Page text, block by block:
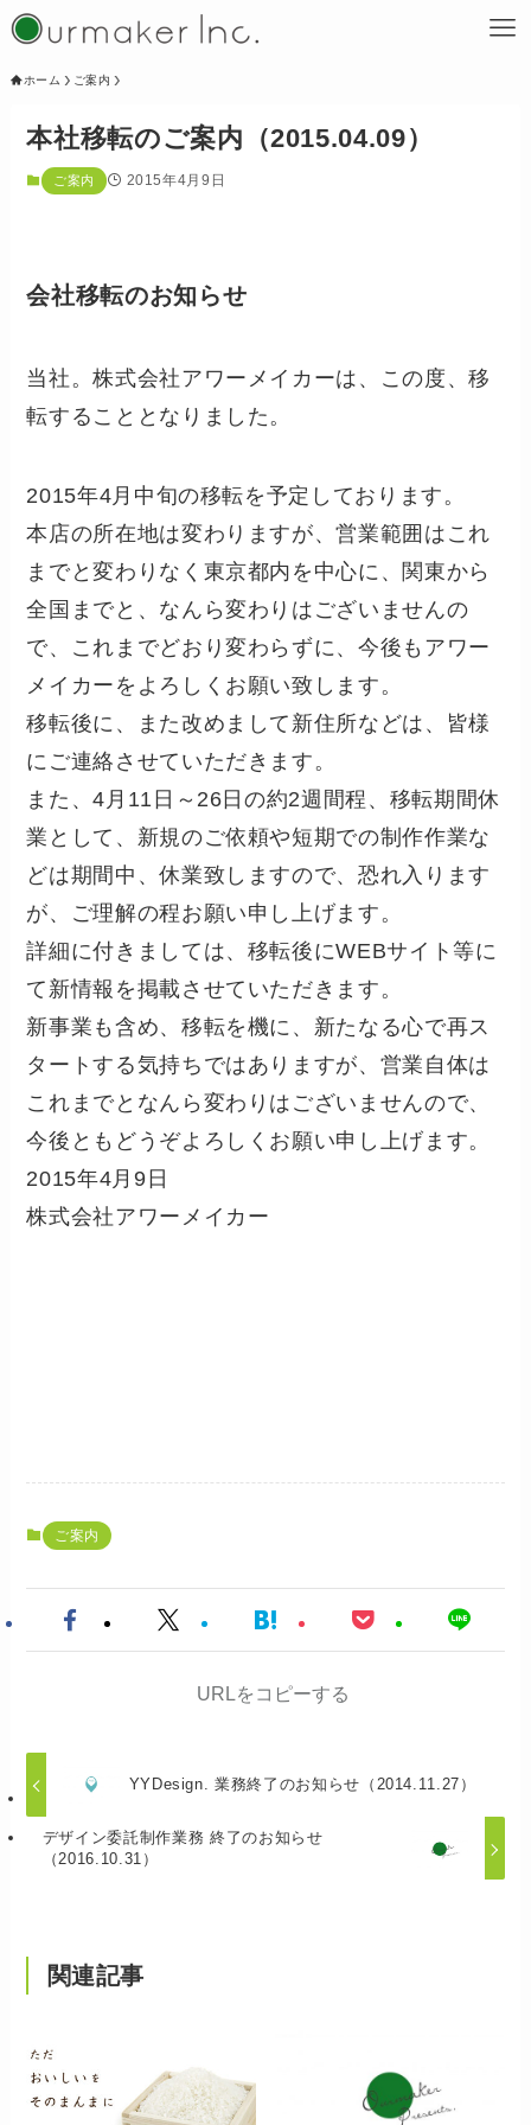
ホーム ご案内
本社移転のご案内（2015.04.09）
ご案内 2015年4月9日
会社移転のお知らせ
当社。株式会社アワーメイカーは、この度、移
転することとなりました。
2015年4月中旬の移転を予定しております。
本店の所在地は変わりますが、営業範囲はこれ
までと変わりなく東京都内を中心に、関東から
全国までと、なんら変わりはございませんの
で、これまでどおり変わらずに、今後もアワー
メイカーをよろしくお願い致します。
移転後に、また改めまして新住所などは、皆様
にご連絡させていただきます。
また、4月11日～26日の約2週間程、移転期間休
業として、新規のご依頼や短期での制作作業な
どは期間中、休業致しますので、恐れ入ります
が、ご理解の程お願い申し上げます。
詳細に付きましては、移転後にWEBサイト等に
て新情報を掲載させていただきます。
新事業も含め、移転を機に、新たなる心で再ス
タートする気持ちではありますが、営業自体は
これまでとなんら変わりはございませんので、
今後ともどうぞよろしくお願い申し上げます。
2015年4月9日
株式会社アワーメイカー
ご案内
URLをコピーする
YYDesign. 業務終了のお知らせ（2014.11.27）
デザイン委託制作業務 終了のお知らせ
（2016.10.31）
関連記事